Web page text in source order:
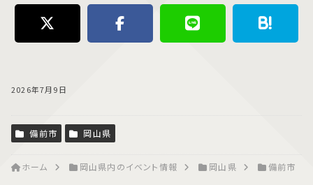
2026年7月9日
備前市 岡山県
ホーム 岡山県内のイベント情報 岡山県 備前市